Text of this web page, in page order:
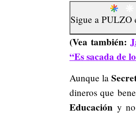
Sigue a PULZO
(Vea también:
“Es sacada de
Aunque la
dineros que
Educación y